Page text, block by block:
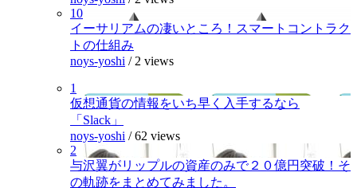
10
イーサリアムの凄いところ！スマートコントラク
トの仕組み
noys-yoshi / 2 views
1
仮想通貨の情報をいち早く入手するなら
「Slack」
noys-yoshi /62 views
2
与沢翼がリップルの資産のみで２０億円突破！そ
の軌跡をまとめてみました。